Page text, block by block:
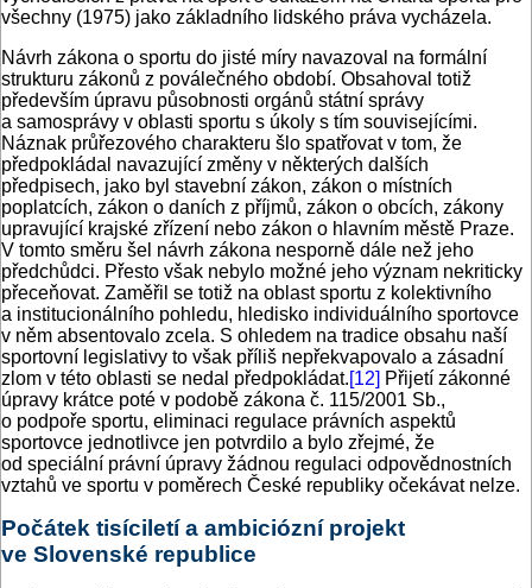
všechny (1975) jako základního lidského práva vycházela.
Návrh zákona o sportu do jisté míry navazoval na formální
strukturu zákonů z poválečného období. Obsahoval totiž
především úpravu působnosti orgánů státní správy
a samosprávy v oblasti sportu s úkoly s tím souvisejícími.
Náznak průřezového charakteru šlo spatřovat v tom, že
předpokládal navazující změny v některých dalších
předpisech, jako byl stavební zákon, zákon o místních
poplatcích, zákon o daních z příjmů, zákon o obcích, zákony
upravující krajské zřízení nebo zákon o hlavním městě Praze.
V tomto směru šel návrh zákona nesporně dále než jeho
předchůdci. Přesto však nebylo možné jeho význam nekriticky
přeceňovat. Zaměřil se totiž na oblast sportu z kolektivního
a institucionálního pohledu, hledisko individuálního sportovce
v něm absentovalo zcela. S ohledem na tradice obsahu naší
sportovní legislativy to však příliš nepřekvapovalo a zásadní
zlom v této oblasti se nedal předpokládat.[12] Přijetí zákonné
úpravy krátce poté v podobě zákona č. 115/2001 Sb.,
o podpoře sportu, eliminaci regulace právních aspektů
sportovce jednotlivce jen potvrdilo a bylo zřejmé, že
od speciální právní úpravy žádnou regulaci odpovědnostních
vztahů ve sportu v poměrech České republiky očekávat nelze.
Počátek tisíciletí a ambiciózní projekt
ve Slovenské republice